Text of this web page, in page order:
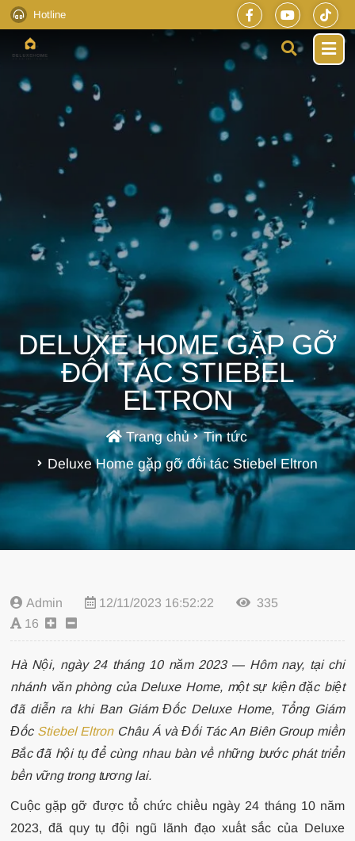
Hotline
DELUXE HOME GẶP GỠ
ĐỐI TÁC STIEBEL
ELTRON
Trang chủ
Tin tức
Deluxe Home gặp gỡ đối tác Stiebel Eltron
Admin 12/11/2023 16:52:22
335
16
Hà Nội, ngày 24 tháng 10 năm 2023 — Hôm nay, tại chi
nhánh văn phòng của Deluxe Home, một sự kiện đặc biệt
đã diễn ra khi Ban Giám Đốc Deluxe Home, Tổng Giám
Đốc Stiebel EltronChâu Á và Đối Tác An Biên Group miền
Bắc đã hội tụ để cùng nhau bàn về những bước phát triển
bền vững trong tương lai.
Cuộc gặp gỡ được tổ chức chiều ngày 24 tháng 10 năm
2023, đã quy tụ đội ngũ lãnh đạo xuất sắc của Deluxe